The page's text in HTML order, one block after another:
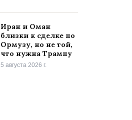
Иран и Оман
близки к сделке по
Ормузу, но не той,
что нужна Трампу
5 августа 2026 г.